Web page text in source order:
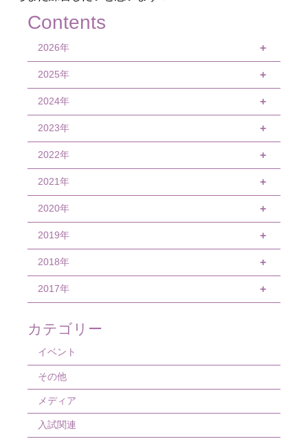
Contents
2026年 +
8月
7月
6月
5月
4月
3月
2月
1月
2025年 +
12月
11月
10月
9月
8月
7月
6月
5月
3月
1月
2024年 +
12月
11月
10月
9月
8月
7月
6月
4月
2月
1月
2023年 +
12月
11月
10月
9月
8月
7月
5月
4月
3月
2月
2022年 +
12月
11月
9月
8月
7月
5月
4月
3月
2月
2021年 +
12月
11月
10月
9月
7月
6月
5月
4月
2020年 +
11月
10月
9月
6月
5月
2019年 +
12月
11月
8月
7月
6月
2018年 +
12月
9月
8月
7月
2017年 +
10月
カテゴリー
イベント
その他
メディア
入試関連